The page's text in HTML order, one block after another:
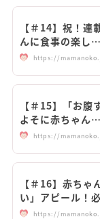
【＃14】祝！連
んに食事の楽し…
https://
【＃15】「お
よそに赤ちゃん…
https://
【＃16】赤ちゃ
い」アピール！
https://